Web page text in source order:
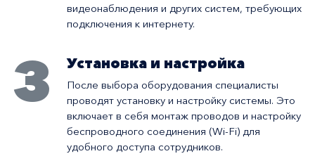
видеонаблюдения и других систем, требующих
подключения к интернету.
3 Установка и настройка
После выбора оборудования специалисты
проводят установку и настройку системы. Это
включает в себя монтаж проводов и настройку
беспроводного соединения (Wi-Fi) для
удобного доступа сотрудников.